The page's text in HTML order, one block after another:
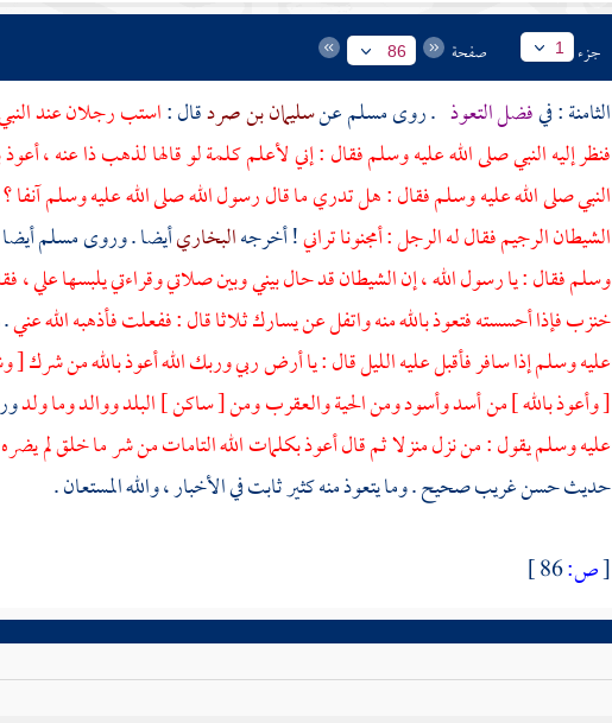
جزء 1 صفحة 86
الثامنة : فيفضل التعوذ . روىمسلمعنسليمان بن صردقال :استب رجلان عند
فنظر إليه النبي صلى الله عليه وسلم فقال : إني لأعلم كلمة لو قالها لذهب ذا عنه ،
النبي صلى الله عليه وسلم فقال : هل تدري ما قال رسول الله صلى الله عليه وسلم آنفا
الشيطان الرجيم فقال له الرجل : أمجنونا تراني! أخرجهالبخاريأيضا . وروىمسلم
وسلم فقال : يا رسول الله ، إن الشيطان قد حال بيني وبين صلاتي وقراءتي يلبسها علي ،
خنزب فإذا أحسسته فتعوذ بالله منه واتفل عن يسارك ثلاثا قال : ففعلت فأذهبه الله عني
عليه وسلم إذا سافر فأقبل عليه الليل قال : يا أرض ربي وربك الله أعوذ بالله من
[ وأعوذ بالله ] من أسد وأسود ومن الحية والعقرب ومن [ ساكن ] البلد ووالد وما ولد
عليه وسلم يقول : من نزل منزلا ثم قال أعوذ بكلمات الله التامات من شر ما خلق لم
حديث حسن غريب صحيح . وما يتعوذ منه كثير ثابت في الأخبار ، والله المستعان .
[ص: